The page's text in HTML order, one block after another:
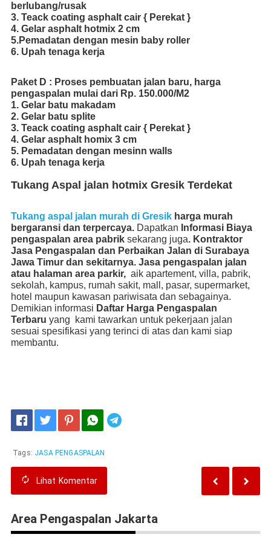
berlubang/rusak
3. Teack coating asphalt cair { Perekat }
4. Gelar asphalt hotmix 2 cm
5.Pemadatan dengan mesin baby roller
6. Upah tenaga kerja
Paket D : Proses pembuatan jalan baru, harga
pengaspalan mulai dari Rp. 150.000/M2
1. Gelar batu makadam
2. Gelar batu splite
3. Teack coating asphalt cair { Perekat }
4. Gelar asphalt homix 3 cm
5. Pemadatan dengan mesinn walls
6. Upah tenaga kerja
Tukang Aspal jalan hotmix Gresik Terdekat
Tukang aspal jalan murah di Gresikharga murah
bergaransi dan terpercaya. Dapatkan Informasi Biaya
pengaspalan area pabrik sekarang juga. Kontraktor
Jasa Pengaspalan dan Perbaikan Jalan di Surabaya
Jawa Timur dan sekitarnya.Jasa pengaspalan jalan
atau halaman area parkir,aik apartement, villa, pabrik,
sekolah, kampus, rumah sakit, mall, pasar, supermarket,
hotel maupun kawasan pariwisata dan sebagainya.
Demikian informasi Daftar Harga Pengaspalan
Terbaru yang kami tawarkan untuk pekerjaan jalan
sesuai spesifikasi yang terinci di atas dan kami siap
membantu.
Tags: JASA PENGASPALAN
Lihat Komentar
Area Pengaspalan Jakarta